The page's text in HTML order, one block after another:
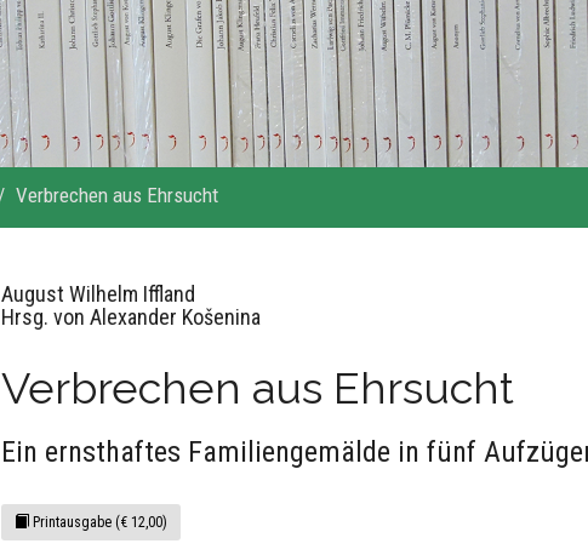
Verbrechen aus Ehrsucht
August Wilhelm Iffland
Hrsg. von Alexander Košenina
Verbrechen aus Ehrsucht
Ein ernsthaftes Familiengemälde in fünf
Printausgabe (€ 12,00)